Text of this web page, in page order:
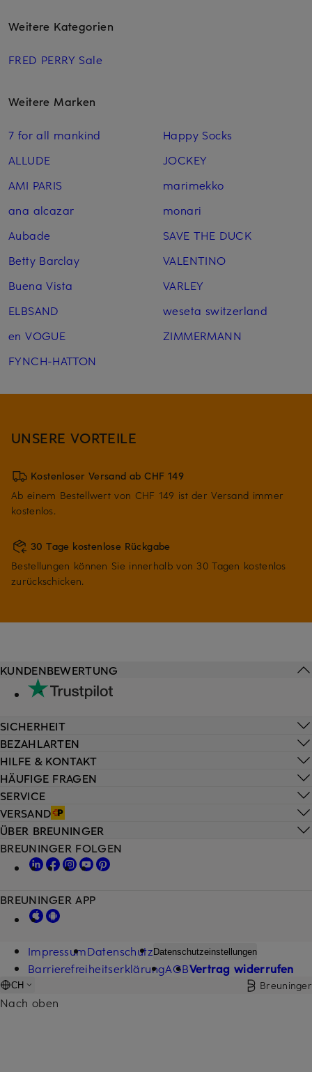
Weitere Kategorien
FRED PERRY Sale
Weitere Marken
7 for all mankind
ALLUDE
AMI PARIS
ana alcazar
Aubade
Betty Barclay
Buena Vista
ELBSAND
en VOGUE
FYNCH-HATTON
Happy Socks
JOCKEY
marimekko
monari
SAVE THE DUCK
VALENTINO
VARLEY
weseta switzerland
ZIMMERMANN
UNSERE VORTEILE
Kostenloser Versand ab CHF 149
Ab einem Bestellwert von CHF 149 ist der Versand immer
kostenlos.
30 Tage kostenlose Rückgabe
Bestellungen können Sie innerhalb von 30 Tagen kostenlos
zurückschicken.
HILFE & KONTAKT
HÄUFIGE FRAGEN
SERVICE
VERSAND
KUNDENBEWERTUNG
SICHERHEIT
BEZAHLARTEN
ÜBER BREUNINGER
BREUNINGER FOLGEN
BREUNINGER APP
ImpressumDatenschutzDatenschutzeinstellungen
BarrierefreiheitserklärungAGBVertrag widerrufen
CH Breuninger
Nach oben